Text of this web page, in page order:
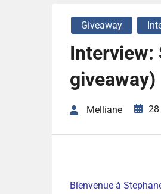
Giveaway
Interview:
giveaway)
Melliane
Bienvenue à